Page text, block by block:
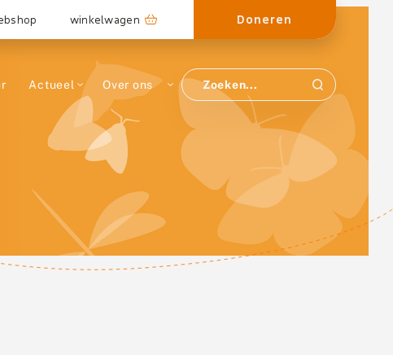
winkelwagen Doneren
Actueel Over ons